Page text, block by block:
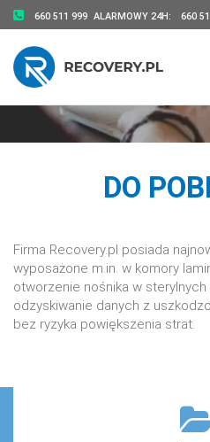
660 511 999 ALARMOWY 24H: 660
DO
Firma Recovery.pl posiada
wyposażone m.in. w komory
otworzenie nośnika w
odzyskiwanie danych z
bez ryzyka powiększenia strat.